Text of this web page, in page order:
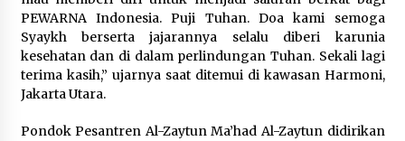
PEWARNA Indonesia. Puji Tuhan. Doa kami semoga
Syaykh berserta jajarannya selalu diberi karunia
kesehatan dan di dalam perlindungan Tuhan. Sekali lagi
terima kasih,” ujarnya saat ditemui di kawasan Harmoni,
Jakarta Utara.
Pondok Pesantren Al-Zaytun Ma’had Al-Zaytun didirikan